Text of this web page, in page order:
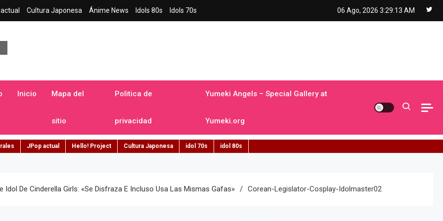
Cultura Japonesa Ánime News Idols 80s Idols 70s 06 Ago, 2026 3:29:14 AM
Inicio Mapa del
sitio
Politica de
privacidad
Yumeki Angels – Special Gallery at
Yumeki.org
JPop actual Hello! Project Cultura Japonesa idol 70s idol 80s
Idol De Cinderella Girls: «se Disfraza E Incluso Usa Las Mismas Gafas» Corean-Legislator-Cosplay-Idolmaster02